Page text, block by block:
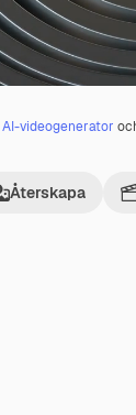
AI-videogenerator
Återskapa